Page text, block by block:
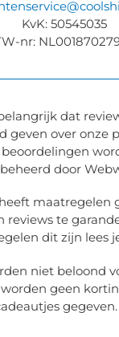
KvK: 50545035
nr:
dat
geven over onze
beoordelingen
door
maatregelen
reviews te
dit zijn lees
niet beloond
worden geen
gegeven.